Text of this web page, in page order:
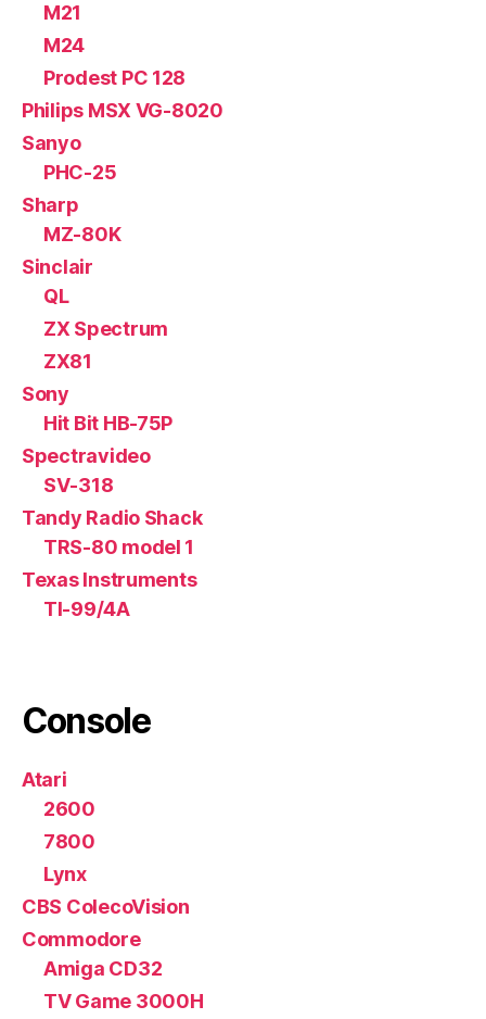
M21
M24
Prodest PC 128
Philips MSX VG-8020
Sanyo
PHC-25
Sharp
MZ-80K
Sinclair
QL
ZX Spectrum
ZX81
Sony
Hit Bit HB-75P
Spectravideo
SV-318
Tandy Radio Shack
TRS-80 model 1
Texas Instruments
TI-99/4A
Console
Atari
2600
7800
Lynx
CBS ColecoVision
Commodore
Amiga CD32
TV Game 3000H